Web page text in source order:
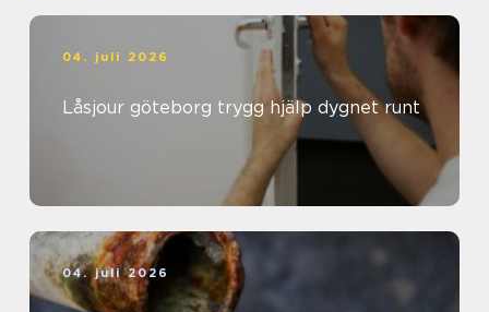
04. juli 2026
Låsjour göteborg trygg hjälp dygnet runt
04. juli 2026